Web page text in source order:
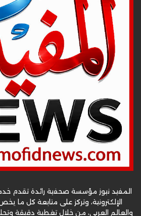
المفيد نيوز مؤسسة صحفية رائدة تقدم
الإلكترونية، وتركز على متابعة كل ما
والعالم العربي، من خلال تغطية دقيقة